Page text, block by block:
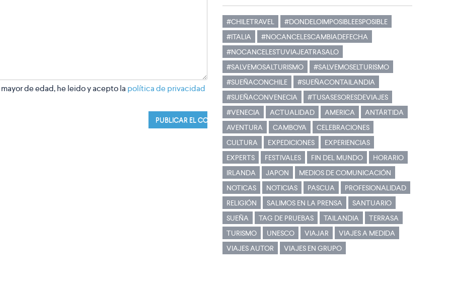
mayor de edad, he leido y acepto la política de privacidad
#CHILETRAVEL
#DONDELOIMPOSIBLEESPOSIBLE
#ITALIA
#NOCANCELESCAMBIADEFECHA
#NOCANCELESTUVIAJEATRASALO
#SALVEMOSALTURISMO
#SALVEMOSELTURISMO
#SUEÑACONCHILE
#SUEÑACONTAILANDIA
#SUEÑACONVENECIA
#TUSASESORESDEVIAJES
#VENECIA
ACTUALIDAD AMERICA
ANTÁRTIDA
AVENTURA
CAMBOYA
CELEBRACIONES
CULTURA
EXPEDICIONES
EXPERIENCIAS
EXPERTS
FESTIVALES FIN DEL MUNDO
HORARIO
IRLANDA
JAPON
MEDIOS DE COMUNICACIÓN
NOTICAS
NOTICIAS PASCUA
PROFESIONALIDAD
RELIGIÓN
SALIMOS EN LA PRENSA
SANTUARIO
SUEÑA
TAG DE PRUEBAS TAILANDIA
TERRASA
TURISMO
UNESCO VIAJAR
VIAJES A MEDIDA
VIAJES AUTOR
VIAJES EN GRUPO